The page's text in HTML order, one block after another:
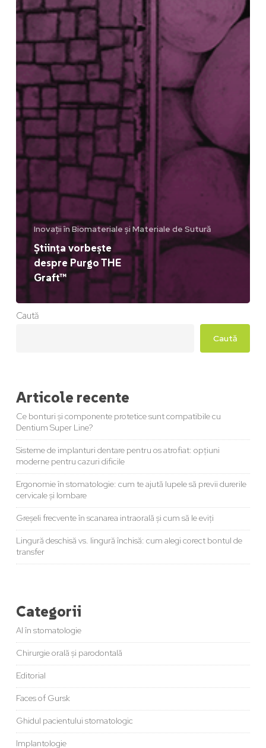
Inovații în Biomateriale și Materiale de Sutură
Știința vorbește
despre Purgo THE
Graft™
Caută
Caută
Articole recente
Ce bonturi și componente protetice sunt compatibile cu
Dentium Super Line?
Sisteme de implanturi dentare pentru os atrofiat: opțiuni
moderne pentru cazuri dificile
Ergonomie în stomatologie: cum te ajută lupele să previi durerile
cervicale și lombare
Greșeli frecvente în scanarea intraorală și cum să le eviți
Lingură deschisă vs. lingură închisă: cum alegi corect bontul de
transfer
Categorii
AI în stomatologie
Chirurgie orală și parodontală
Editorial
Faces of Gursk
Ghidul pacientului stomatologic
Implantologie